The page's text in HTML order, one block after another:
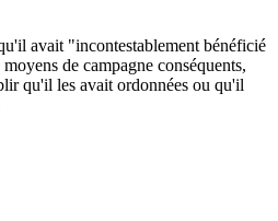
avait "incontestablement bénéficié
de campagne conséquents,
qu'il les avait ordonnées ou qu'il